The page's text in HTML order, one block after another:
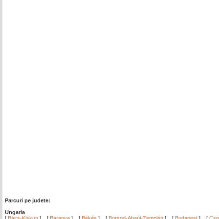
Parcuri pe judete:
Ungaria